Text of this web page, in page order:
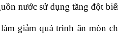
nước sử dụng tăng đột
giảm quá trình ăn mòn